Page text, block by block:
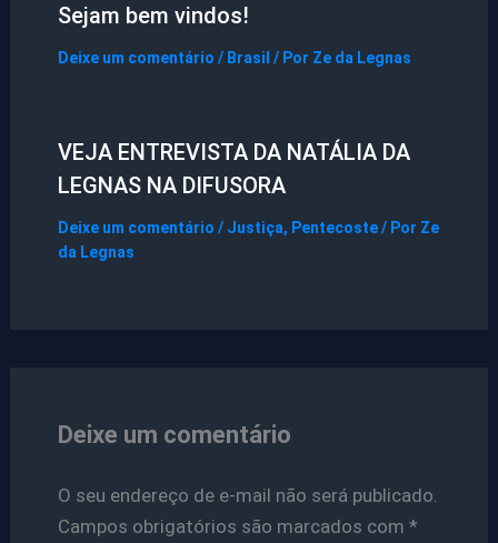
Sejam bem vindos!
Deixe um comentário / Brasil / Por Ze da Legnas
VEJA ENTREVISTA DA NATÁLIA DA
LEGNAS NA DIFUSORA
Deixe um comentário / Justiça, Pentecoste/ Por Ze
da Legnas
Deixe um comentário
O seu endereço de e-mail não será publicado.
Campos obrigatórios são marcados com *